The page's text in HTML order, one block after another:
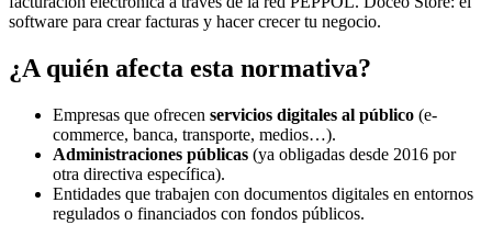
¿A quién afecta esta normativa?
Empresas que ofrecen servicios digitales al público (e-
commerce, banca, transporte, medios…).
Administraciones públicas (ya obligadas desde 2016 por
otra directiva específica).
Entidades que trabajen con documentos digitales en entornos
regulados o financiados con fondos públicos.